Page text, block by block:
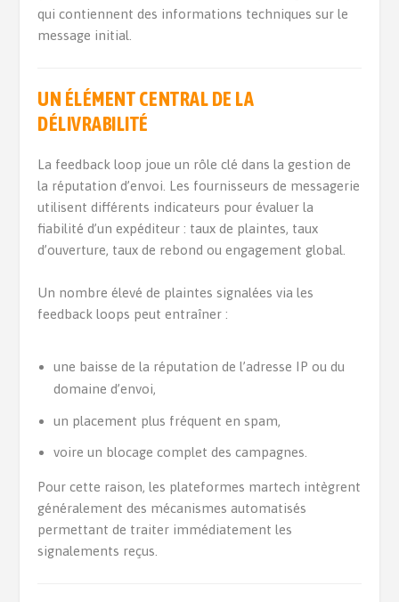
qui contiennent des informations techniques sur le
message initial.
UN ÉLÉMENT CENTRAL DE LA
DÉLIVRABILITÉ
La feedback loop joue un rôle clé dans la gestion de
la réputation d’envoi. Les fournisseurs de messagerie
utilisent différents indicateurs pour évaluer la
fiabilité d’un expéditeur : taux de plaintes, taux
d’ouverture, taux de rebond ou engagement global.
Un nombre élevé de plaintes signalées via les
feedback loops peut entraîner :
une baisse de la réputation de l’adresse IP ou du
domaine d’envoi,
un placement plus fréquent en spam,
voire un blocage complet des campagnes.
Pour cette raison, les plateformes martech intègrent
généralement des mécanismes automatisés
permettant de traiter immédiatement les
signalements reçus.